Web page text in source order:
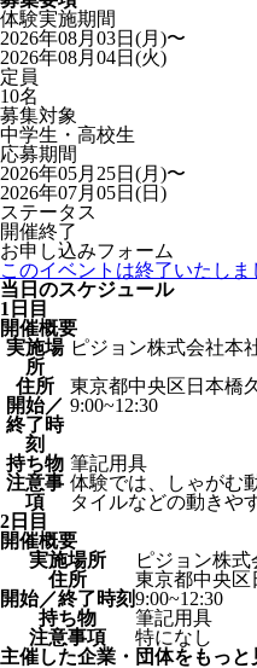
体験実施期間
2026年08月03日(月)〜
2026年08月04日(火)
定員
10名
募集対象
中学生・高校生
応募期間
2026年05月25日(月)〜
2026年07月05日(日)
ステータス
開催終了
お申し込みフォーム
このイベントは終了いたしま
当日のスケジュール
1日目
開催概要
実施場
所
ピジョン株式会社本
住所
東京都中央区日本橋
開始／
終了時
刻
9:00~12:30
持ち物 筆記用具
注意事
項
体験では、しゃがむ
タイルなどの動きや
2日目
開催概要
実施場所
ピジョン株式
住所
東京都中央区
開始／終了時刻9:00~12:30
持ち物
筆記用具
注意事項
特になし
主催した企業・団体をもっと